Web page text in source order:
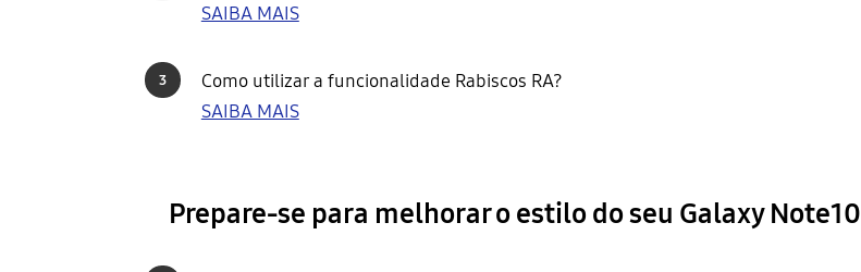
SAIBA MAIS
3
Como utilizar a funcionalidade Rabiscos RA?
SAIBA MAIS
Prepare-se para melhorar o estilo do seu Galaxy Note10